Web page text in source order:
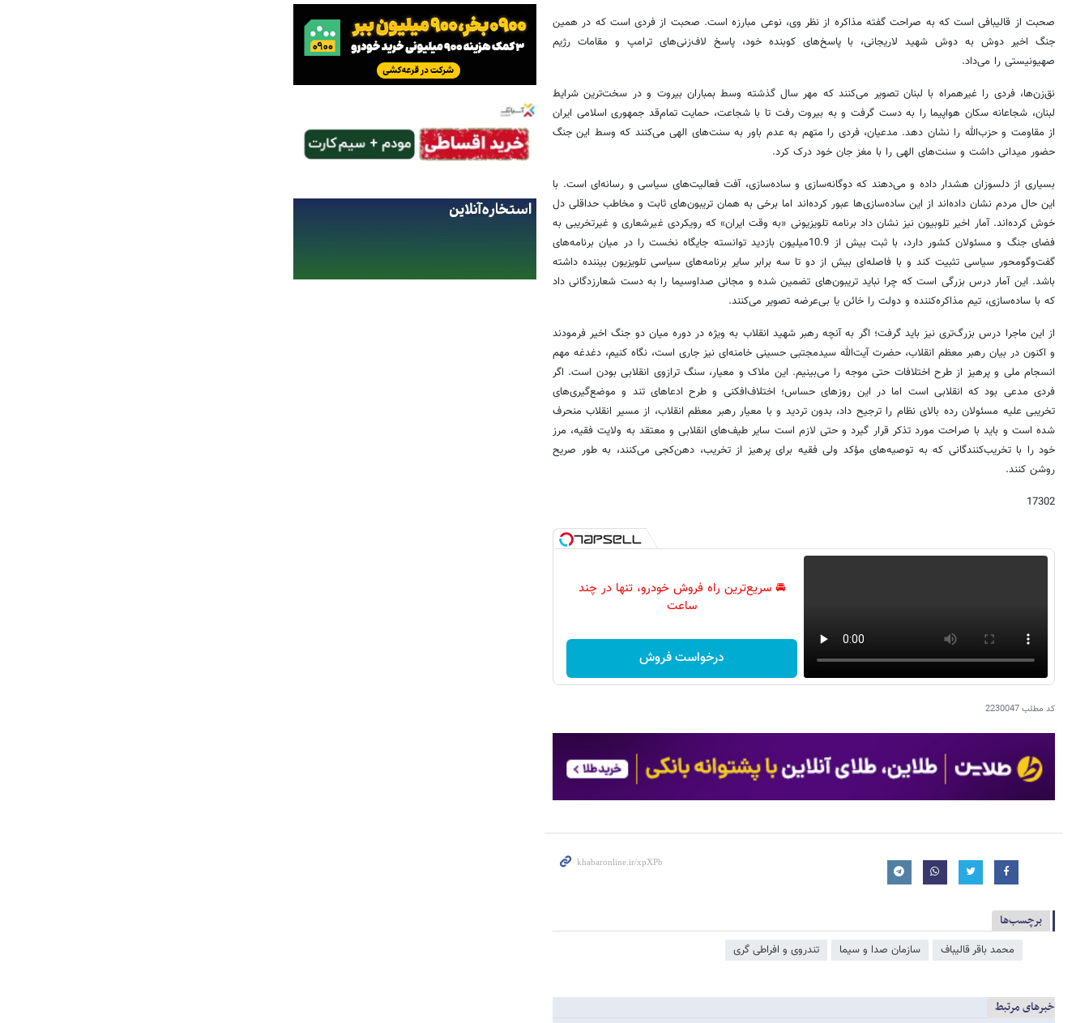
صحبت از قالیبافی است که به صراحت گفته مذاکره از نظر وی، نوعی مبارزه است. صحبت از فردی است که در همین
جنگ اخیر دوش به دوش شهید لاریجانی، با پاسخ‌های کوبنده خود، پاسخ لاف‌زنی‌های ترامپ و مقامات رژیم
صهیونیستی را می‌داد.
نق‌زن‌ها، فردی را غیرهمراه با لبنان تصویر می‌کنند که مهر سال گذشته وسط بمباران بیروت و در سخت‌ترین شرایط
لبنان، شجاعانه سکان هواپیما را به دست گرفت و به بیروت رفت تا با شجاعت، حمایت تمام‌قد جمهوری اسلامی ایران
از مقاومت و حزب‌الله را نشان دهد. مدعیان، فردی را متهم به عدم باور به سنت‌های الهی می‌کنند که وسط این جنگ
حضور میدانی داشت و سنت‌های الهی را با مغز جان خود درک کرد.
بسیاری از دلسوزان هشدار داده و می‌دهند که دوگانه‌سازی و ساده‌سازی، آفت فعالیت‌های سیاسی و رسانه‌ای است. با
این حال مردم نشان داده‌اند از این ساده‌سازی‌ها عبور کرده‌اند اما برخی به همان تریبون‌های ثابت و مخاطب حداقلی دل
خوش کرده‌اند. آمار اخیر تلوبیون نیز نشان داد برنامه تلویزیونی «به وقت ایران» که رویکردی غیرشعاری و غیرتخریبی به
فضای جنگ و مسئولان کشور دارد، با ثبت بیش از 10.9میلیون بازدید توانسته جایگاه نخست را در میان برنامه‌های
گفت‌وگومحور سیاسی تثبیت کند و با فاصله‌ای بیش از دو تا سه برابر سایر برنامه‌های سیاسی تلویزیون بیننده داشته
باشد. این آمار درس بزرگی است که چرا نباید تریبون‌های تضمین شده و مجانی صداوسیما را به دست شعارزدگانی داد
که با ساده‌سازی، تیم مذاکره‌کننده و دولت را خائن یا بی‌عرضه تصویر می‌کنند.
از این ماجرا درس بزرگ‌تری نیز باید گرفت؛ اگر به آنچه رهبر شهید انقلاب به ویژه در دوره میان دو جنگ اخیر فرمودند
و اکنون در بیان رهبر معظم انقلاب، حضرت آیت‌الله سیدمجتبی حسینی خامنه‌ای نیز جاری است، نگاه کنیم، دغدغه مهم
انسجام ملی و پرهیز از طرح اختلافات حتی موجه را می‌بینیم. این ملاک و معیار، سنگ ترازوی انقلابی بودن است. اگر
فردی مدعی بود که انقلابی است اما در این روزهای حساس؛ اختلاف‌افکنی و طرح ادعاهای تند و موضع‌گیری‌های
تخریبی علیه مسئولان رده بالای نظام را ترجیح داد، بدون تردید و با معیار رهبر معظم انقلاب، از مسیر انقلاب منحرف
شده است و باید با صراحت مورد تذکر قرار گیرد و حتی لازم است سایر طیف‌های انقلابی و معتقد به ولایت فقیه، مرز
خود را با تخریب‌کنندگانی که به توصیه‌های مؤکد ولی فقیه برای پرهیز از تخریب، دهن‌کجی می‌کنند، به طور صریح
روشن کنند.
17302
🚘 سریع‌ترین راه فروش خودرو، تنها در چند
ساعت
درخواست فروش
کد مطلب2230047
برچسب‌ها
محمد باقر قالیباف سازمان صدا و سیما تندروی و افراطی گری
خبرهای مرتبط